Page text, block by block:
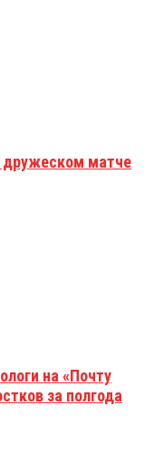
дружеском матче
на «Почту
за полгода